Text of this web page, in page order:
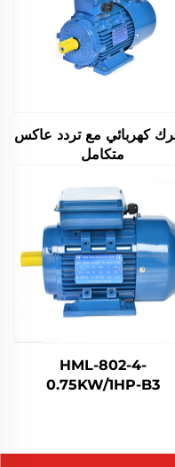
كهربائي مع تردد عاكس
متكامل
HML-802-4-
0.75KW/1HP-B3